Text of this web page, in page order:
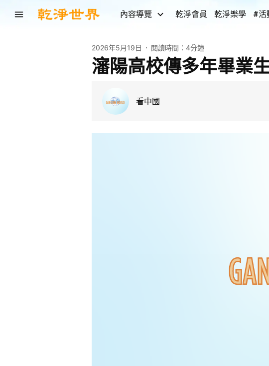
內容導覽 乾淨會員 乾淨樂學 #活
2026年5月19日 閱讀時間： 4分鐘
瀋陽高校傳多年畢業
看中國